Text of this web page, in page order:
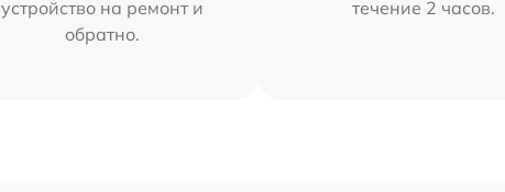
устройство на ремонт и
обратно.
течение 2 часов.